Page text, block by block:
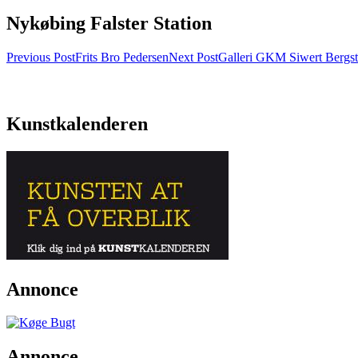
Nykøbing Falster Station
Post
Previous PostFrits Bro PedersenNext PostGalleri GKM Siwert
Kunstkalenderen
Annonce